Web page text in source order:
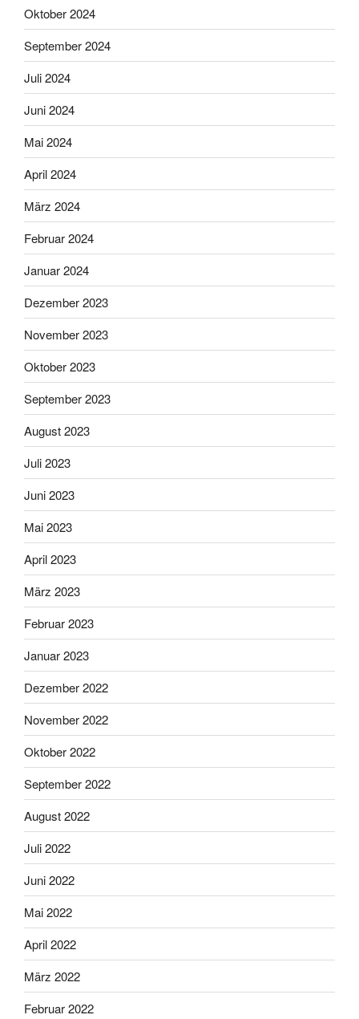
Oktober 2024
September 2024
Juli 2024
Juni 2024
Mai 2024
April 2024
März 2024
Februar 2024
Januar 2024
Dezember 2023
November 2023
Oktober 2023
September 2023
August 2023
Juli 2023
Juni 2023
Mai 2023
April 2023
März 2023
Februar 2023
Januar 2023
Dezember 2022
November 2022
Oktober 2022
September 2022
August 2022
Juli 2022
Juni 2022
Mai 2022
April 2022
März 2022
Februar 2022